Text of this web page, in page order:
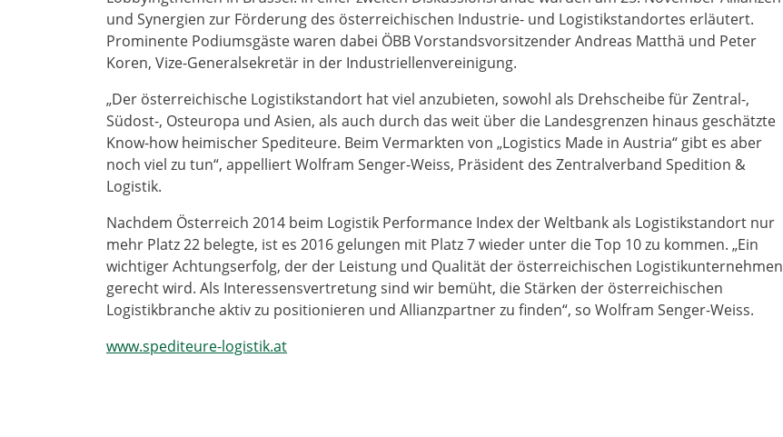
und Synergien zur Förderung des österreichischen Industrie- und Logistikstandortes erläutert.
Prominente Podiumsgäste waren dabei ÖBB Vorstandsvorsitzender Andreas Matthä und Peter
Koren, Vize-Generalsekretär in der Industriellenvereinigung.
„Der österreichische Logistikstandort hat viel anzubieten, sowohl als Drehscheibe für Zentral-,
Südost-, Osteuropa und Asien, als auch durch das weit über die Landesgrenzen hinaus geschätzte
Know-how heimischer Spediteure. Beim Vermarkten von „Logistics Made in Austria“ gibt es aber
noch viel zu tun“, appelliert Wolfram Senger-Weiss, Präsident des Zentralverband Spedition &
Logistik.
Nachdem Österreich 2014 beim Logistik Performance Index der Weltbank als Logistikstandort nur
mehr Platz 22 belegte, ist es 2016 gelungen mit Platz 7 wieder unter die Top 10 zu kommen. „Ein
wichtiger Achtungserfolg, der der Leistung und Qualität der österreichischen Logistikunternehmen
gerecht wird. Als Interessensvertretung sind wir bemüht, die Stärken der österreichischen
Logistikbranche aktiv zu positionieren und Allianzpartner zu finden“, so Wolfram Senger-Weiss.
www.spediteure-logistik.at